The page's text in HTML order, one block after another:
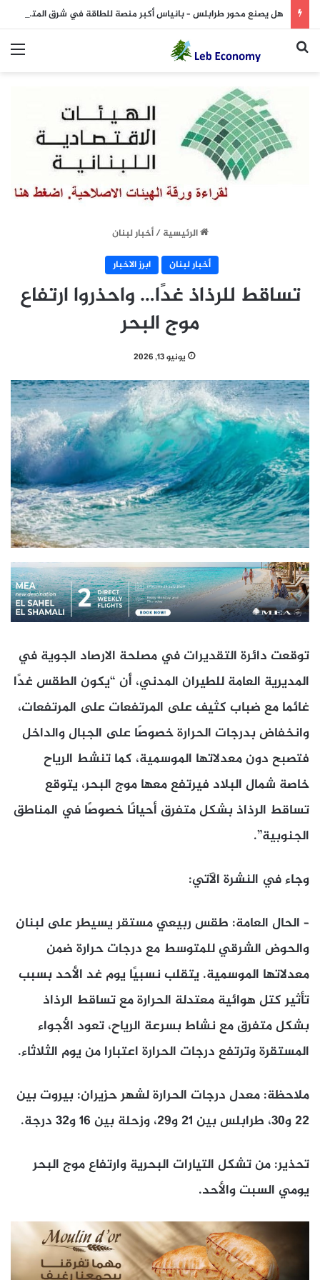
هل يصنع محور طرابلس – بانياس أكبر منصة للطاقة في شرق المتوسط؟
بحث عن
الرئيسية / أخبار لبنان
أخبار لبنان
ابرز الاخبار
تساقط للرذاذ غدًا… واحذروا ارتفاع
موج البحر
يونيو 13, 2026
توقعت دائرة التقديرات في مصلحة الارصاد الجوية في
المديرية العامة للطيران المدني، أن “يكون الطقس غدًا
غائما مع ضباب كثيف على المرتفعات على المرتفعات،
وانخفاض بدرجات الحرارة خصوصًا على الجبال والداخل
فتصبح دون معدلاتها الموسمية، كما تنشط الرياح
خاصة شمال البلاد فيرتفع معها موج البحر، يتوقع
تساقط الرذاذ بشكل متفرق أحيانًا خصوصًا في المناطق
الجنوبية”.
وجاء في النشرة الآتي:
– الحال العامة: طقس ربيعي مستقر يسيطر على لبنان
والحوض الشرقي للمتوسط مع درجات حرارة ضمن
معدلاتها الموسمية. يتقلب نسبيًا يوم غد الأحد بسبب
تأثير كتل هوائية معتدلة الحرارة مع تساقط الرذاذ
بشكل متفرق مع نشاط بسرعة الرياح، تعود الأجواء
المستقرة وترتفع درجات الحرارة اعتبارا من يوم الثلاثاء.
ملاحظة: معدل درجات الحرارة لشهر حزيران: بيروت بين
22 و30، طرابلس بين 21 و29، وزحلة بين 16 و32 درجة.
تحذير: من تشكل التيارات البحرية وارتفاع موج البحر
يومي السبت والأحد.